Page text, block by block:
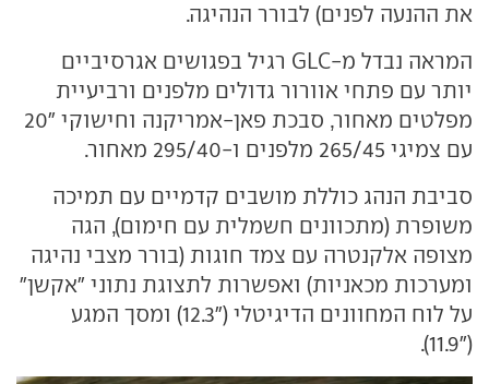
את ההנעה לפנים) לבורר הנהיגה.
המראה נבדל מ-GLC רגיל בפגושים אגרסיביים
יותר עם פתחי אוורור גדולים מלפנים ורביעיית
מפלטים מאחור, סבכת פאן-אמריקנה וחישוקי "20
עם צמיגי 265/45 מלפנים ו-295/40 מאחור.
סביבת הנהג כוללת מושבים קדמיים עם תמיכה
משופרת (מתכוונים חשמלית עם חימום), הגה
מצופה אלקנטרה עם צמד חוגות (בורר מצבי נהיגה
ומערכות מכאניות) ואפשרות לתצוגת נתוני "אקשן"
על לוח המחוונים הדיגיטלי ("12.3) ומסך המגע
("11.9).